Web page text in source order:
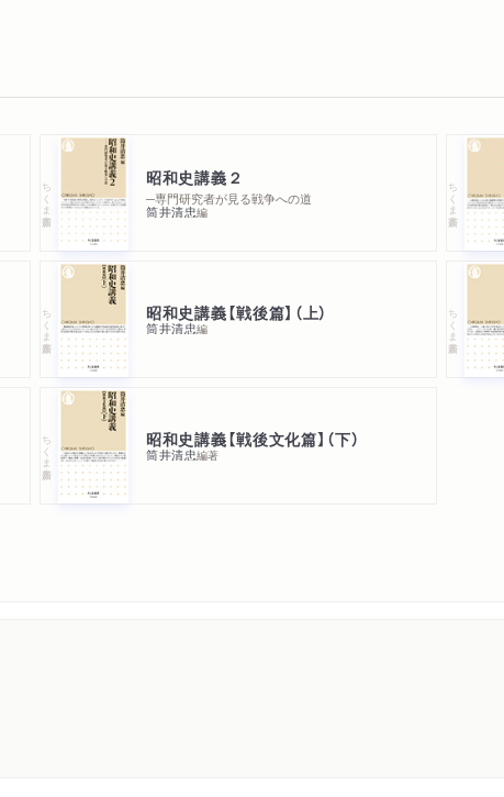
ちくま新書 昭和史講義２
─専門研究者が見る戦争への道
筒井清忠編
ちくま新書
ちくま新書 昭和史講義【戦後篇】（上）
筒井清忠編 ちくま新書
ちくま新書 昭和史講義【戦後文化篇】（下）
筒井清忠編著